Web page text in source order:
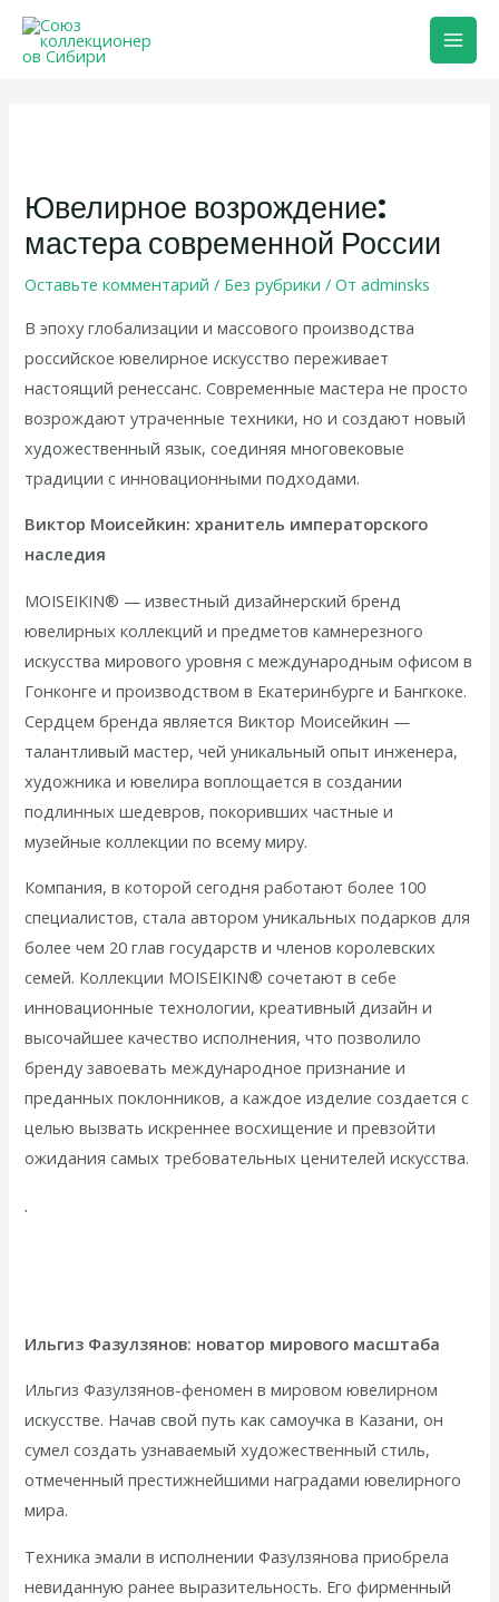
Перейти
содержимому
Main
Ювелирное возрождение:
мастера современной России
Оставьте комментарий / Без рубрики / Отadminsks
В эпоху глобализации и массового производства
российское ювелирное искусство переживает
настоящий ренессанс. Современные мастера не просто
возрождают утраченные техники, но и создают новый
художественный язык, соединяя многовековые
традиции с инновационными подходами.
Виктор Моисейкин: хранитель императорского
наследия
MOISEIKIN® — известный дизайнерский бренд
ювелирных коллекций и предметов камнерезного
искусства мирового уровня с международным офисом в
Гонконге и производством в Екатеринбурге и Бангкоке.
Сердцем бренда является Виктор Моисейкин —
талантливый мастер, чей уникальный опыт инженера,
художника и ювелира воплощается в создании
подлинных шедевров, покоривших частные и
музейные коллекции по всему миру.
Компания, в которой сегодня работают более 100
специалистов, стала автором уникальных подарков для
более чем 20 глав государств и членов королевских
семей. Коллекции MOISEIKIN® сочетают в себе
инновационные технологии, креативный дизайн и
высочайшее качество исполнения, что позволило
бренду завоевать международное признание и
преданных поклонников, а каждое изделие создается с
целью вызвать искреннее восхищение и превзойти
ожидания самых требовательных ценителей искусства.
.
Ильгиз Фазулзянов: новатор мирового масштаба
Ильгиз Фазулзянов-феномен в мировом ювелирном
искусстве. Начав свой путь как самоучка в Казани, он
сумел создать узнаваемый художественный стиль,
отмеченный престижнейшими наградами ювелирного
мира.
Техника эмали в исполнении Фазулзянова приобрела
невиданную ранее выразительность. Его фирменный